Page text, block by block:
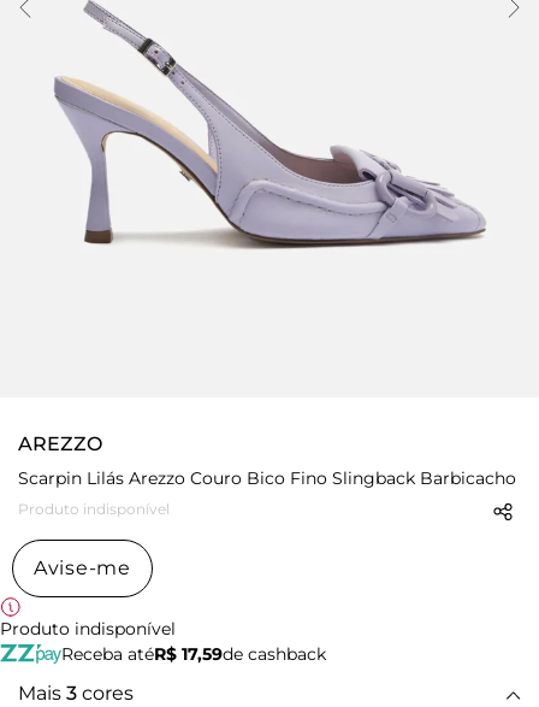
AREZZO
Scarpin Lilás Arezzo Couro Bico Fino Slingback Barbicacho
Produto indisponível
Avise-me
Produto indisponível
Receba atéR$ 17,59de cashback
Mais 3 cores